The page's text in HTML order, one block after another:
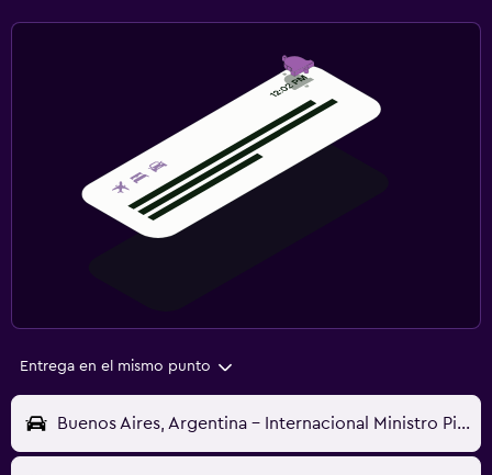
Entrega en el mismo punto
Buenos Aires, Argentina - Internacional Ministro Pistarini (EZE)